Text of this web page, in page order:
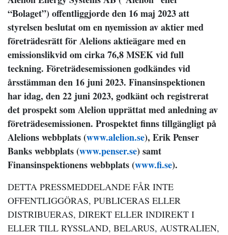
“Bolaget”) offentliggjorde den 16 maj 2023 att
styrelsen beslutat om en nyemission av aktier med
företrädesrätt för Alelions aktieägare med en
emissionslikvid om cirka 76,8 MSEK vid full
teckning. Företrädesemissionen godkändes vid
årsstämman den 16 juni 2023. Finansinspektionen
har idag, den 22 juni 2023, godkänt och registrerat
det prospekt somAlelionupprättat med anledning av
företrädesemissionen. Prospektet finns tillgängligt på
Alelions webbplats (www.alelion.se), Erik Penser
Banks webbplats (www.penser.se) samt
Finansinspektionens webbplats (www.fi.se).
DETTA PRESSMEDDELANDE FÅR INTE
OFFENTLIGGÖRAS, PUBLICERAS ELLER
DISTRIBUERAS, DIREKT ELLER INDIREKT I
ELLER TILL RYSSLAND, BELARUS, AUSTRALIEN,